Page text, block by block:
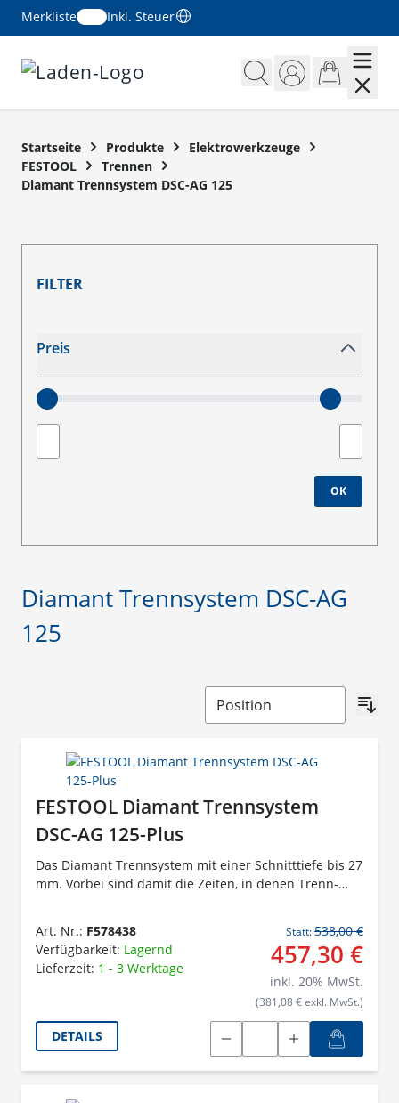
Merkliste
Inkl. Steuer
Startseite Produkte
Elektrowerkzeuge
FESTOOL
Trennen
Diamant Trennsystem DSC-AG 125
FILTER
Preis
OK
Diamant Trennsystem DSC-AG
125
FESTOOL Diamant Trennsystem
DSC-AG 125-Plus
Das Diamant Trennsystem mit einer Schnitttiefe bis 27
mm. Vorbei sind damit die Zeiten, in denen Trenn-
abgesaugt, die Gesundheit des Anwenders geschützt
und freie Sicht auf das Werkstück ermöglicht. In
Kombination mit dem abgestimmten Zubehör und
den Verbrauchsmaterialien entsteht so die optimale
Arbeiten.
Art. Nr.: F578438
Verfügbarkeit: Lagernd
Lieferzeit: 1 - 3 Werktage
Statt:538,00 €
457,30 €
inkl. 20% MwSt.
(381,08 € exkl. MwSt.)
DETAILS